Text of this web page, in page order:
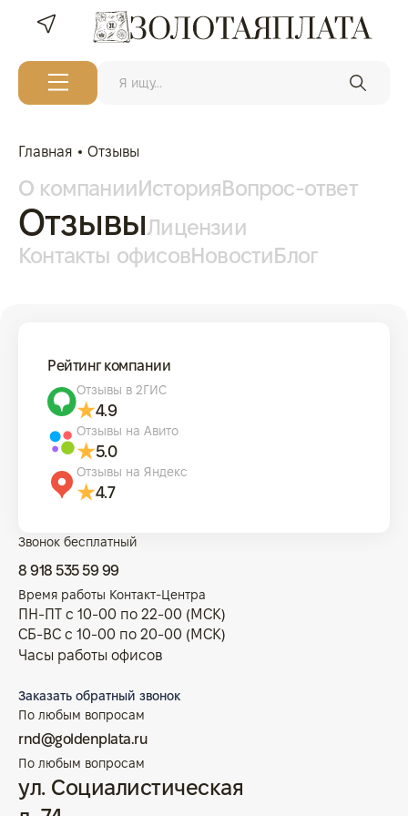
Главная Отзывы
О компанииИсторияВопрос-ответ
ОтзывыЛицензии
Контакты офисовНовостиБлог
Рейтинг компании
Отзывы в 2ГИС
4.9
Отзывы на Авито
5.0
Отзывы на Яндекс
4.7
Звонок бесплатный
8 918 535 59 99
Время работы Контакт-Центра
ПН-ПТ с 10-00 по 22-00 (МСК)
СБ-ВС с 10-00 по 20-00 (МСК)
Часы работы офисов
Заказать обратный звонок
По любым вопросам
rnd@goldenplata.ru
По любым вопросам
ул. Социалистическая